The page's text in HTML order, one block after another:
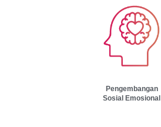
Pengembangan
Sosial Emosional